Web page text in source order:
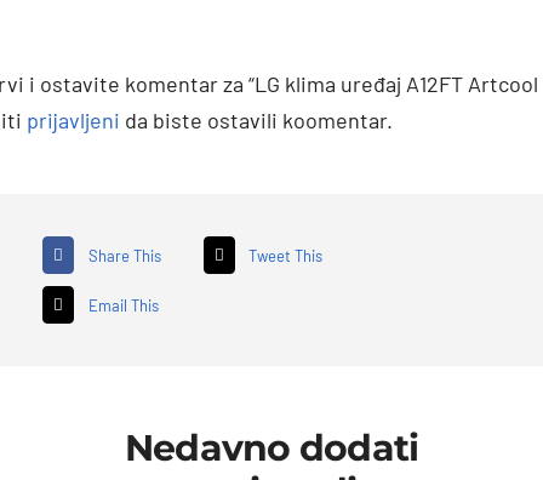
i ostavite komentar za “LG klima uređaj A12FT Artcool
prijavljeni da biste ostavili koomentar.
Share This Tweet This
Email This
Nedavno dodati